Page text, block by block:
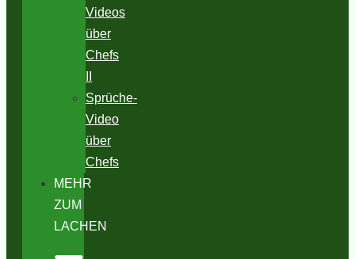
Videos
über
Chefs
Sprüche-
Video
über
Chefs
MEHR
ZUM
LACHEN